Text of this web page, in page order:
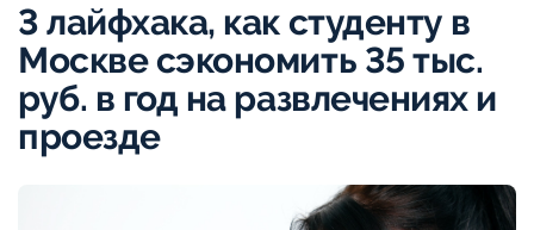
3 лайфхака, как студенту в
Москве сэкономить 35 тыс.
руб. в год на развлечениях и
проезде